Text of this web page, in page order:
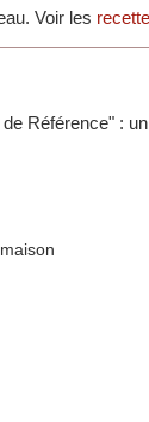
Voir les
Référence" :